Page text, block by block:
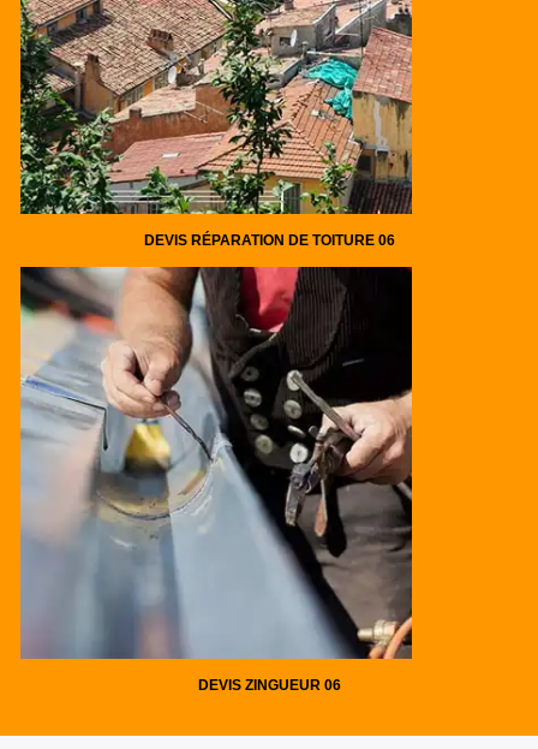
DEVIS RÉPARATION DE TOITURE 06
DEVIS ZINGUEUR 06